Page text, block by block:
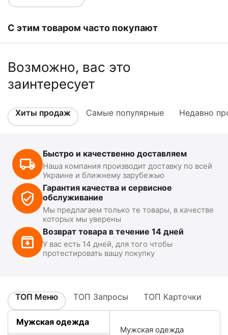
С этим товаром часто покупают
Возможно, вас это
заинтересует
Хиты продаж Самые популярные Недавно
Быстро и качественно доставляем
Наша компания производит доставку по всей
Украине и ближнему зарубежью
Гарантия качества и сервисное
обслуживание
Мы предлагаем только те товары, в качестве
которых мы уверены
Возврат товара в течение 14 дней
У вас есть 14 дней, для того чтобы
протестировать вашу покупку
ТОП Меню ТОП Запросы ТОП Карточки
Мужская одежда
Мужская одежда